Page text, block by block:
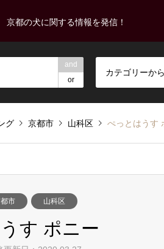
京都の犬に関する情報を発信！
and
or
カテゴリーか
グ 京都市 山科区 ぺっとはうす
市 山科区
す ポニー